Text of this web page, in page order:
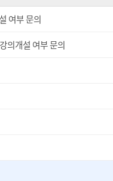
여부 문의
의개설 여부 문의